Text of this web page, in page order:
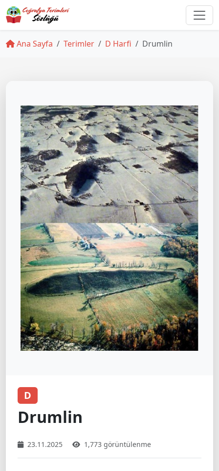
Ana Sayfa Terimler D Harfi Drumlin
D
Drumlin
23.11.2025 1,773 görüntülenme